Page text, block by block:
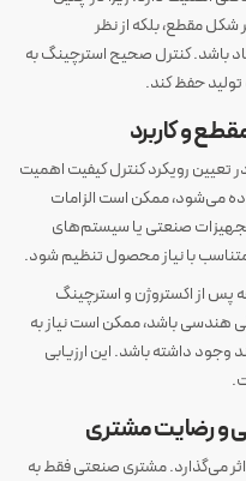
شکل مقطع، بلکه از نظر
باشد. کنترل صحیح استرچینگ به
تولید حفظ کند.
و کاربرد
تعیین رویکرد کنترل کیفیت اهمیت
می‌شود، ممکن است الزامات
صنعتی یا سیستم‌های
متناسب با نیاز محصول تنظیم شود.
پس از اکستروژن و استرچینگ
هندسی باشد، ممکن است نیاز به
داشته باشد. این ارزیابی
و رضایت مشتری
می‌گذارد. مشتری صنعتی فقط به